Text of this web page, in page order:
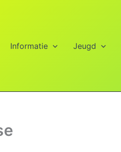
Informatie Jeugd